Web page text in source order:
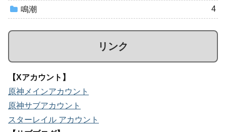
鳴潮 4
リンク
【Xアカウント】
原神メインアカウント
原神サブアカウント
スターレイル アカウント